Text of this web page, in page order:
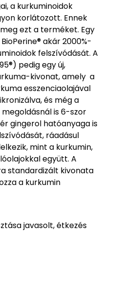
a kurkuminoidok
korlátozott. Ennek
ezt a terméket. Egy
akár 2000%-
felszívódását. A
pedig egy új,
kivonat, amely a
esszenciaolajával
és még a
is 6-szor
gingerol hatóanyaga is
ráadásul
mint a kurkumin,
együtt. A
standardizált kivonata
a kurkumin
javasolt, étkezés